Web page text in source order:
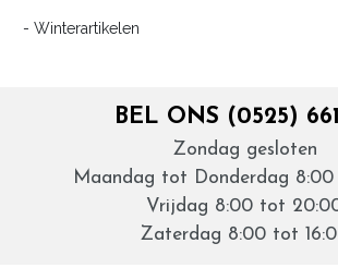
- Winterartikelen
BEL ONS (0525)
Zondag gesloten
Maandag tot Donderdag
Vrijdag 8:00 tot
Zaterdag 8:00 tot